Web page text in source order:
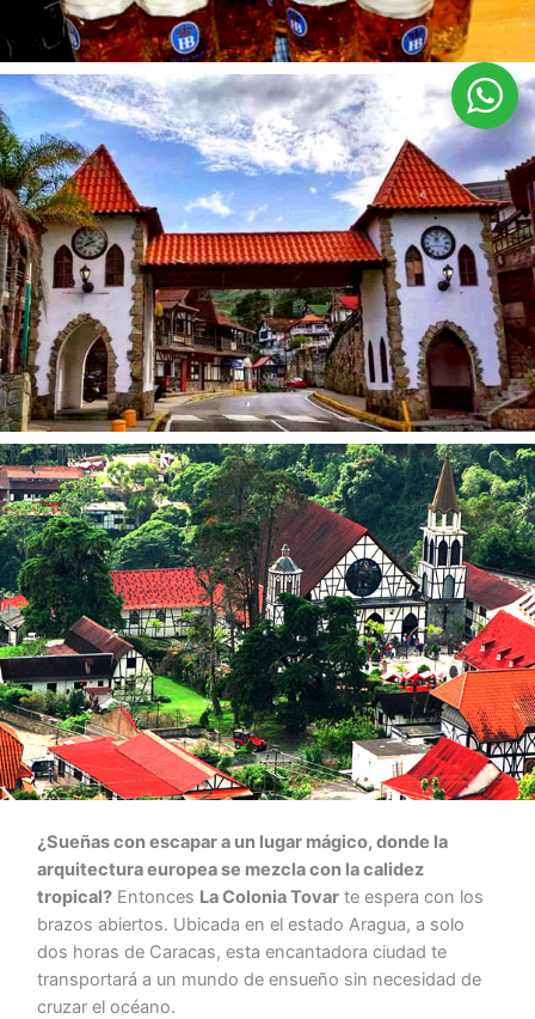
¿Sueñas con escapar a un lugar mágico, donde la
arquitectura europea se mezcla con la calidez
tropical? Entonces La Colonia Tovar te espera con los
brazos abiertos. Ubicada en el estado Aragua, a solo
dos horas de Caracas, esta encantadora ciudad te
transportará a un mundo de ensueño sin necesidad de
cruzar el océano.